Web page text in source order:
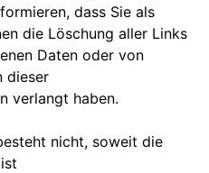
dass Sie als
die Löschung aller Links
Daten oder von
dieser
verlangt haben.
nicht, soweit die